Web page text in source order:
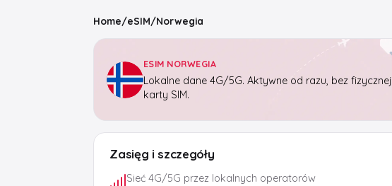
Home/eSIM/Norwegia
ESIM NORWEGIA
Lokalne dane 4G/5G. Aktywne od razu, bez fizycznej
karty SIM.
Zasięg i szczegóły
Sieć 4G/5G przez lokalnych operatorów